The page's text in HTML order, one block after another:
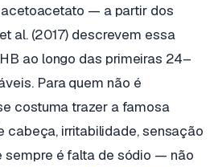
acetoacetato — a partir dos
al. (2017) descrevem essa
ao longo das primeiras 24–
Para quem não é
costuma trazer a famosa
cabeça, irritabilidade, sensação
sempre é falta de sódio — não